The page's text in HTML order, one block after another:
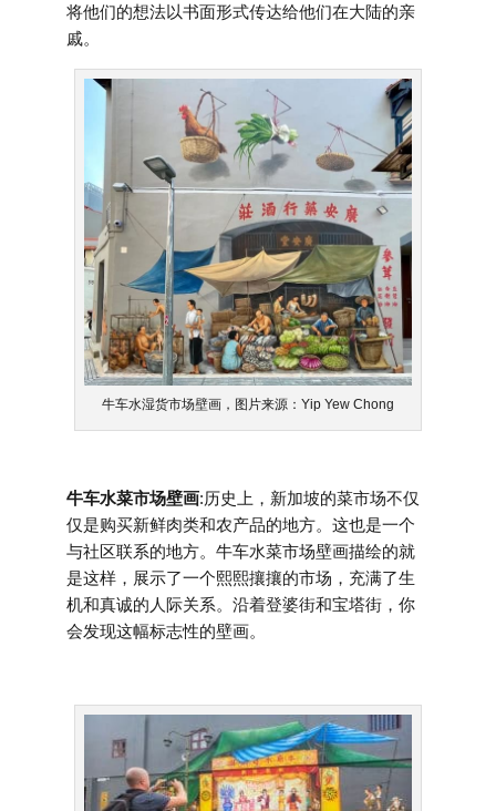
将他们的想法以书面形式传达给他们在大陆的亲
戚。
牛车水湿货市场壁画，图片来源：Yip Yew Chong
牛车水菜市场壁画:历史上，新加坡的菜市场不仅
仅是购买新鲜肉类和农产品的地方。这也是一个
与社区联系的地方。牛车水菜市场壁画描绘的就
是这样，展示了一个熙熙攘攘的市场，充满了生
机和真诚的人际关系。沿着登婆街和宝塔街，你
会发现这幅标志性的壁画。